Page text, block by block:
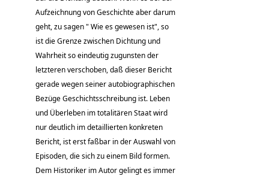
Aufzeichnung von Geschichte aber darum
geht, zu sagen " Wie es gewesen ist", so
ist die Grenze zwischen Dichtung und
Wahrheit so eindeutig zugunsten der
letzteren verschoben, daß dieser Bericht
gerade wegen seiner autobiographischen
Bezüge Geschichtsschreibung ist. Leben
und Überleben im totalitären Staat wird
nur deutlich im detaillierten konkreten
Bericht, ist erst faßbar in der Auswahl von
Episoden, die sich zu einem Bild formen.
Dem Historiker im Autor gelingt es immer